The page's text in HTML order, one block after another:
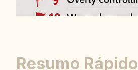
Resumo Rápido